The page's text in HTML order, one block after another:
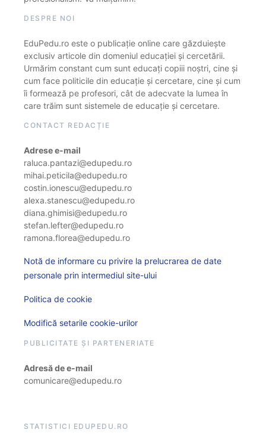
DESPRE NOI
EduPedu.ro este o publicație online care găzduiește
exclusiv articole din domeniul educației și cercetării.
Urmărim constant cum sunt educați copiii noștri, cine și
cum face politicile din educație și cercetare, cine și cum
îi formează pe profesori, cât de adecvate la lumea în
care trăim sunt sistemele de educație și cercetare.
CONTACT REDACȚIE
Adrese e-mail
raluca.pantazi@edupedu.ro
mihai.peticila@edupedu.ro
costin.ionescu@edupedu.ro
alexa.stanescu@edupedu.ro
diana.ghimisi@edupedu.ro
stefan.lefter@edupedu.ro
ramona.florea@edupedu.ro
Notă de informare cu privire la prelucrarea de date
personale prin intermediul site-ului
Politica de cookie
Modifică setarile cookie-urilor
PUBLICITATE ȘI PARTENERIATE
Adresă de e-mail
comunicare@edupedu.ro
STATISTICI EDUPEDU.RO